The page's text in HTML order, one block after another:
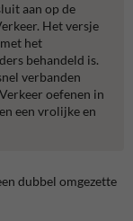
aan op de
Het versje
het
behandeld is.
verbanden
oefenen in
een vrolijke en
dubbel omgezette